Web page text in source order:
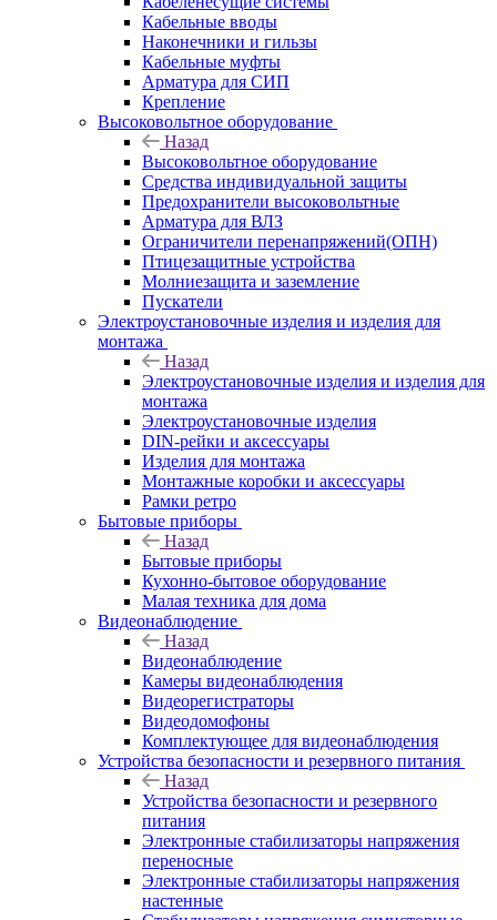
Кабельные вводы
Наконечники и гильзы
Кабельные муфты
Арматура для СИП
Крепление
Высоковольтное оборудование
Назад
Высоковольтное оборудование
Средства индивидуальной защиты
Предохранители высоковольтные
Арматура для ВЛЗ
Ограничители перенапряжений(ОПН)
Птицезащитные устройства
Молниезащита и заземление
Пускатели
Электроустановочные изделия и изделия для
монтажа
Назад
Электроустановочные изделия и изделия для
монтажа
Электроустановочные изделия
DIN-рейки и аксессуары
Изделия для монтажа
Монтажные коробки и аксессуары
Рамки ретро
Бытовые приборы
Назад
Бытовые приборы
Кухонно-бытовое оборудование
Малая техника для дома
Видеонаблюдение
Назад
Видеонаблюдение
Камеры видеонаблюдения
Видеорегистраторы
Видеодомофоны
Комплектующее для видеонаблюдения
Устройства безопасности и резервного питания
Назад
Устройства безопасности и резервного
питания
Электронные стабилизаторы напряжения
переносные
Электронные стабилизаторы напряжения
настенные